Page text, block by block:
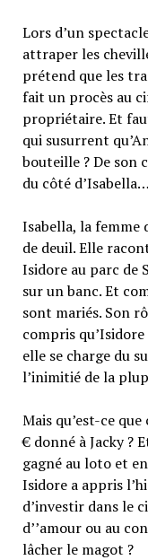
Lors d’un
attraper les
prétend que les
fait un procès au
propriétaire. Et
qui susurrent
bouteille ? De son
du côté d’Isabella…
Isabella, la femme
de deuil. Elle
Isidore au parc de
sur un banc. Et
sont mariés. Son
compris
elle se charge du
l’inimitié de la
Mais qu’est-ce
€ donné à Jacky ?
gagné au loto et
Isidore a appris
d’investir dans le
d’’amour ou au
lâcher le magot ?